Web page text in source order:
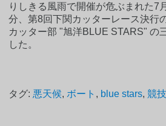
りしきる風雨で開催が危ぶまれた7
分、第8回下関カッターレース決行
カッター部 "旭洋BLUE STARS" の
した。
タグ: 悪天候, ボート , blue stars,競技